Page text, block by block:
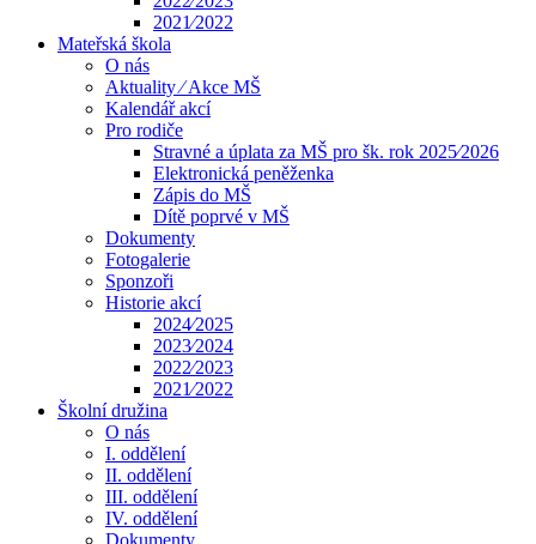
2021⁄2022
Mateřská škola
O nás
Aktuality ⁄ Akce MŠ
Kalendář akcí
Pro rodiče
Stravné a úplata za MŠ pro šk. rok 2025⁄2026
Elektronická peněženka
Zápis do MŠ
Dítě poprvé v MŠ
Dokumenty
Fotogalerie
Sponzoři
Historie akcí
2024⁄2025
2023⁄2024
2022⁄2023
2021⁄2022
Školní družina
O nás
I. oddělení
II. oddělení
III. oddělení
IV. oddělení
Dokumenty